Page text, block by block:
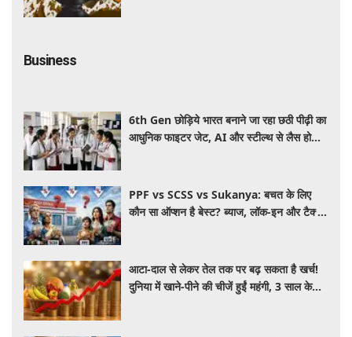
Business
6th Gen छोड़िये भारत बनाने जा रहा छठी पीढ़ी का
आधुनिक फाइटर जेट, AI और स्टील्थ से लैस होगा
PPF vs SCSS vs Sukanya: बचत के लिए
कौन सा ऑप्शन है बेस्ट? ब्याज, लॉक-इन और टैक्स
आटा-दाल से लेकर तेल तक पर बढ़ सकता है खर्च!
दुनिया में खाने-पीने की चीजें हुईं महंगी, 3 साल के